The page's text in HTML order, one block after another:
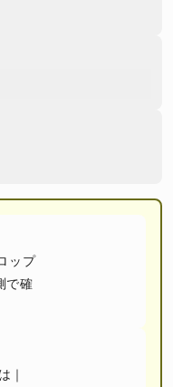
ップ
で確
｜